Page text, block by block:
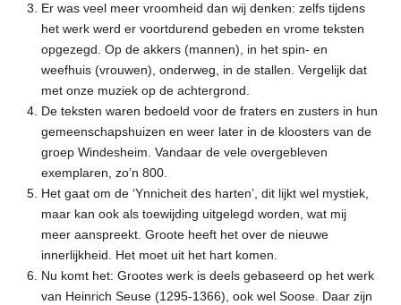
Er was veel meer vroomheid dan wij denken: zelfs tijdens
het werk werd er voortdurend gebeden en vrome teksten
opgezegd. Op de akkers (mannen), in het spin- en
weefhuis (vrouwen), onderweg, in de stallen. Vergelijk dat
met onze muziek op de achtergrond.
De teksten waren bedoeld voor de fraters en zusters in hun
gemeenschapshuizen en weer later in de kloosters van de
groep Windesheim. Vandaar de vele overgebleven
exemplaren, zo’n 800.
Het gaat om de ‘Ynnicheit des harten’, dit lijkt wel mystiek,
maar kan ook als toewijding uitgelegd worden, wat mij
meer aanspreekt. Groote heeft het over de nieuwe
innerlijkheid. Het moet uit het hart komen.
Nu komt het: Grootes werk is deels gebaseerd op het werk
van Heinrich Seuse (1295-1366), ook wel Soose. Daar zijn